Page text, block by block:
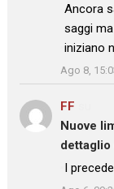
: “
Ancora
saggi
iniziano
”
Ago 8,
FF
Nuove
dettaglio
: “ I